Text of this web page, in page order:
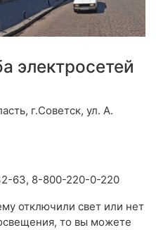
электросетей
г.Советск, ул. А.
63, 8-800-220-0-220
отключили свет или нет
то вы можете